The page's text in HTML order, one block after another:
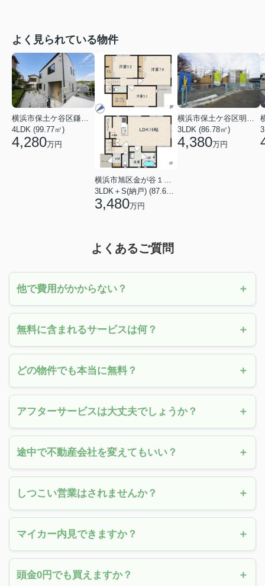
よく見られている物件
4LDK (99.77㎡)
4,280万円
3,480万円
3LDK (86.78㎡)
4,380万円
よくあるご質問
他で費用がかからない？
無料に含まれるサービスは何？
どの物件でも本当に無料？
アフターサービスは大丈夫でしょうか？
途中で不動産会社を変えてもいい？
しつこい営業はされませんか？
マイカー内見できますか？
頭金0円でも買えますか？